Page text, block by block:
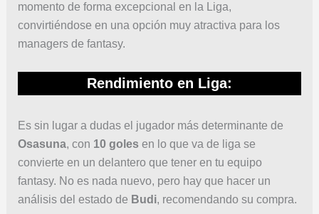
momento de forma excepcional en la Liga,
convirtiéndose en una opción muy atractiva para los
managers de fantasy.
Rendimiento en Liga:
Es sin lugar a dudas el jugador más determinante de
Osasuna, con 10 goles en lo que va de liga se
convierte en un delantero que tener en tu equipo
fantasy. No es nada nuevo, pero hay que hacer un
análisis del estado de Budi, recomendando su compra.